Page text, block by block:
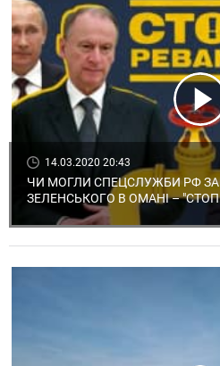
14.03.2020 20:43
ЧИ МОГЛИ СПЕЦСЛУЖБИ РФ
ЗЕЛЕНСЬКОГО В ОМАНІ –